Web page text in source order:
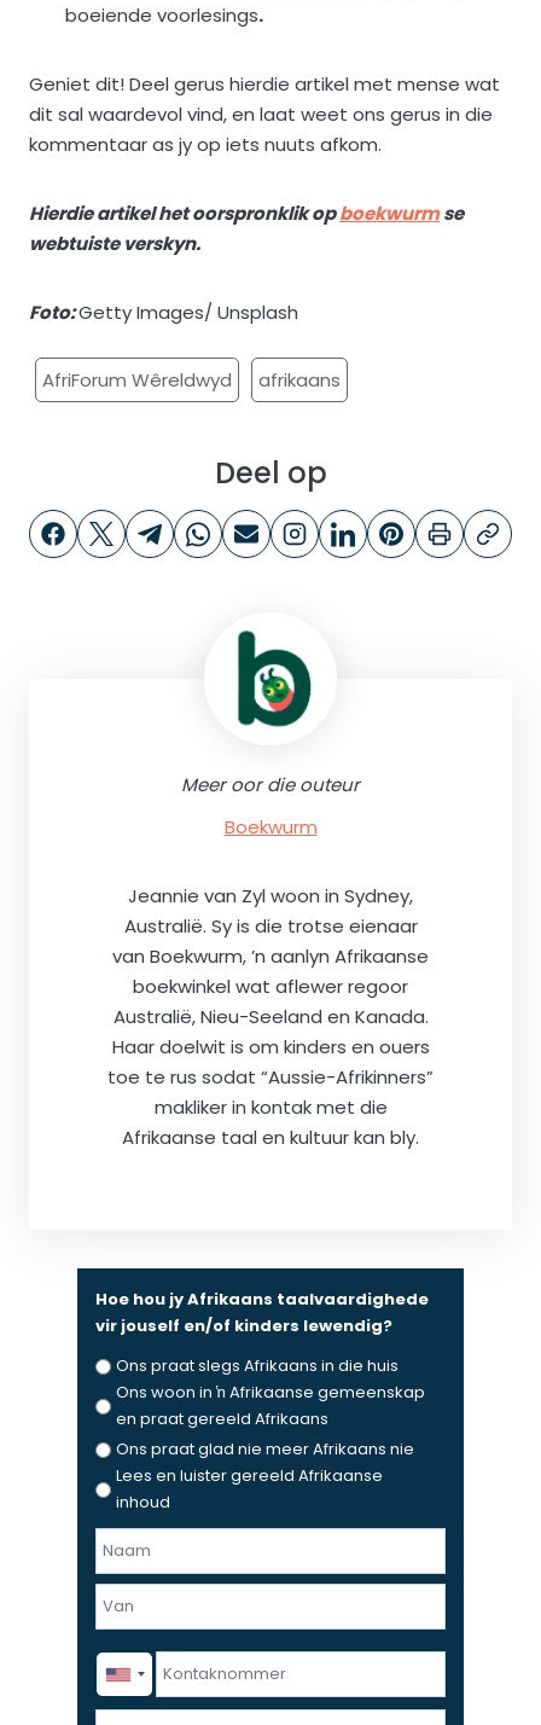
boeiende voorlesings.
Geniet dit! Deel gerus hierdie artikel met mense wat
dit sal waardevol vind, en laat weet ons gerus in die
kommentaar as jy op iets nuuts afkom.
Hierdie artikel het oorspronklik opboekwurmse
webtuiste verskyn.
Foto:Getty Images/ Unsplash
AfriForum Wêreldwyd afrikaans
Deel op
Meer oor die outeur
Boekwurm
Jeannie van Zyl woon in Sydney,
Australië. Sy is die trotse eienaar
van Boekwurm, ’n aanlyn Afrikaanse
boekwinkel wat aflewer regoor
Australië, Nieu-Seeland en Kanada.
Haar doelwit is om kinders en ouers
toe te rus sodat “Aussie-Afrikinners”
makliker in kontak met die
Afrikaanse taal en kultuur kan bly.
Hoe hou jy Afrikaans taalvaardighede
vir jouself en/of kinders lewendig?
Ons praat slegs Afrikaans in die huis
Ons woon in ŉ Afrikaanse gemeenskap
en praat gereeld Afrikaans
Ons praat glad nie meer Afrikaans nie
Lees en luister gereeld Afrikaanse
inhoud
N
a
m
v
F
t
L
s
K
o
n